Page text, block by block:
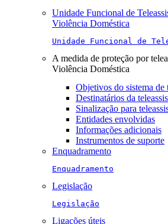
Unidade Funcional de
Violência Doméstica
Unidade Funcional de
A medida de proteção por
Violência Doméstica
Objetivos do sistema de
Destinatários da
Sinalização para
Entidades envolvidas
Informações adicionais
Instrumentos de suporte
Enquadramento
Enquadramento
Legislação
Legislação
Ligações úteis